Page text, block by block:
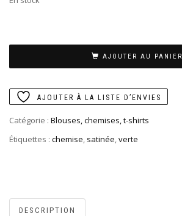
AJOUTER AU PANIER
AJOUTER À LA LISTE D’ENVIES
Catégorie : Blouses, chemises, t-shirts
Étiquettes : chemise, satinée,verte
DESCRIPTION